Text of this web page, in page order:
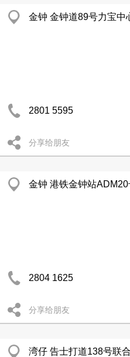
金钟 金钟道89号力宝中
2801 5595
分享给朋友
金钟 港铁金钟站
2804 1625
分享给朋友
湾仔 告士打道138号联